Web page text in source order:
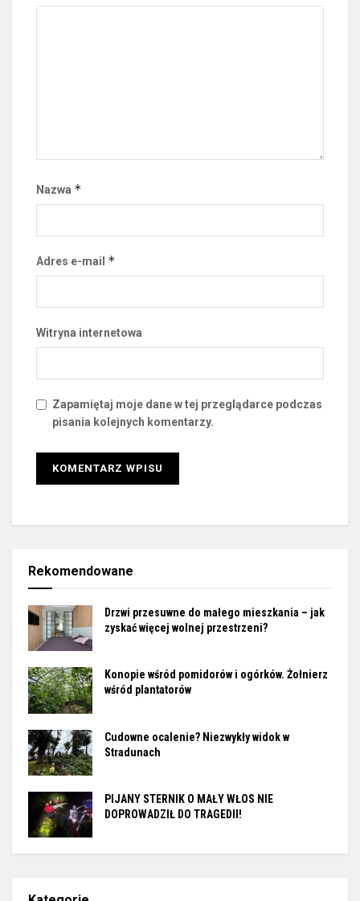
Nazwa *
Adres e-mail *
Witryna internetowa
Zapamiętaj moje dane w tej przeglądarce podczas
pisania kolejnych komentarzy.
Rekomendowane
Drzwi przesuwne do małego mieszkania – jak
zyskać więcej wolnej przestrzeni?
Konopie wśród pomidorów i ogórków. Żołnierz
wśród plantatorów
Cudowne ocalenie? Niezwykły widok w
Stradunach
PIJANY STERNIK O MAŁY WŁOS NIE
DOPROWADZIŁ DO TRAGEDII!